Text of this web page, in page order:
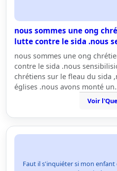
nous sommes une ong
lutte contre le sida .nous
nous sommes une ong
contre le sida .nous
chrétiens sur le fleau du sida
églises .nous avons monté
Voir
Faut il s'inquiéter si mon